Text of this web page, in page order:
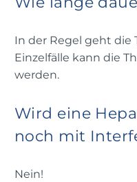
In der Regel geht die
Einzelfälle kann die
werden.
Wird eine
noch mit
Nein!